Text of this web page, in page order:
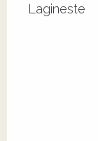
Lagineste